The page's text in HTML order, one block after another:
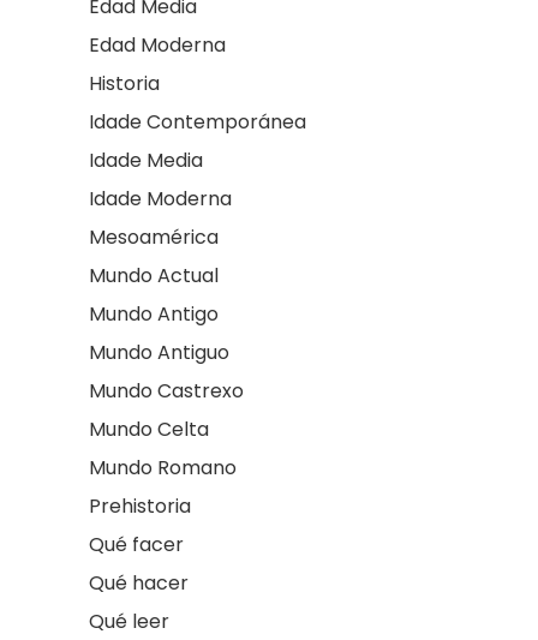
Edad Media
Edad Moderna
Historia
Idade Contemporánea
Idade Media
Idade Moderna
Mesoamérica
Mundo Actual
Mundo Antigo
Mundo Antiguo
Mundo Castrexo
Mundo Celta
Mundo Romano
Prehistoria
Qué facer
Qué hacer
Qué leer